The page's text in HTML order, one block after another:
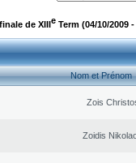
de XIIIe Term (04/10/2009 -
Nom et Prénom
Zois
Zoidis